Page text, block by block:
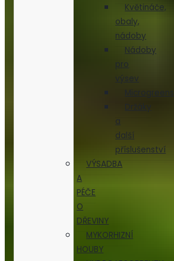
Květináče,
obaly,
nádoby
Nádoby
pro
výsev
Microgreens
Držáky
a
další
příslušenství
VÝSADBA
A
PÉČE
O
DŘEVINY
MYKORHIZNÍ
HOUBY